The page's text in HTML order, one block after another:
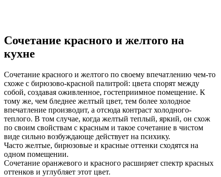
Сочетание красного и желтого на
кухне
Сочетание красного и желтого по своему впечатлению чем-то
схоже с бирюзово-красной палитрой: цвета спорят между
собой, создавая оживленное, гостеприимное помещение. К
тому же, чем бледнее желтый цвет, тем более холодное
впечатление производит, а отсюда контраст холодного-
теплого. В том случае, когда желтый теплый, яркий, он схож
по своим свойствам с красным и такое сочетание в чистом
виде сильно возбуждающе действует на психику.
Часто желтые, бирюзовые и красные оттенки сходятся на
одном помещении.
Сочетание оранжевого и красного расширяет спектр красных
оттенков и углубляет этот цвет.